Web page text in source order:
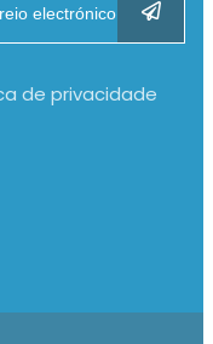
de privacidade